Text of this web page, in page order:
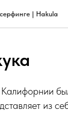
| Hakula
из